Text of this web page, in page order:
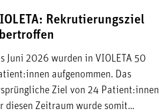
Rekrutierungsziel
Juni 2026 wurden in VIOLETA 50
aufgenommen. Das
Ziel von 24 Patient:innen
diesen Zeitraum wurde somit…